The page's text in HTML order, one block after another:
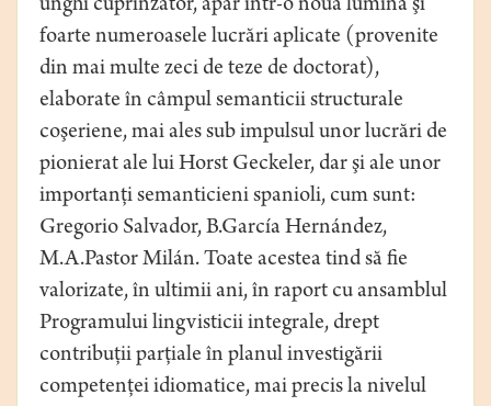
unghi cuprinzător, apar într-o nouă lumină şi
foarte numeroasele lucrări aplicate (provenite
din mai multe zeci de teze de doctorat),
elaborate în câmpul semanticii structurale
coşeriene, mai ales sub impulsul unor lucrări de
pionierat ale lui Horst Geckeler, dar şi ale unor
importanţi semanticieni spanioli, cum sunt:
Gregorio Salvador, B.García Hernández,
M.A.Pastor Milán. Toate acestea tind să fie
valorizate, în ultimii ani, în raport cu ansamblul
Programului lingvisticii integrale, drept
contribuţii parţiale în planul investigării
competenţei idiomatice, mai precis la nivelul